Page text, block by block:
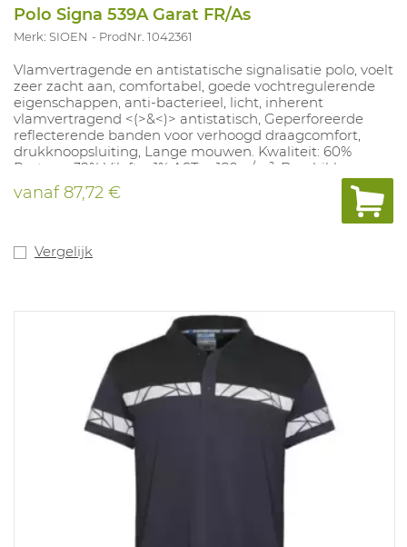
Polo Signa 539A Garat FR/As
Merk: SIOEN ProdNr. 1042361
Vlamvertragende en antistatische signalisatie polo, voelt
zeer zacht aan, comfortabel, goede vochtregulerende
eigenschappen, anti-bacterieel, licht, inherent
vlamvertragend <(>&<)> antistatisch, Geperforeerde
reflecterende banden voor verhoogd draagcomfort,
drukknoopsluiting, Lange mouwen. Kwaliteit: 60%
Protex + 39% Viloft + 1% AST; ± 180 g/m². Beschikbare
maten: S-5XL.
vanaf87,72 €
Vergelijk